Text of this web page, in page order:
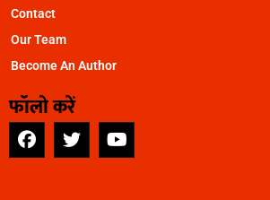
Contact
Our Team
Become An Author
फॉलो करें